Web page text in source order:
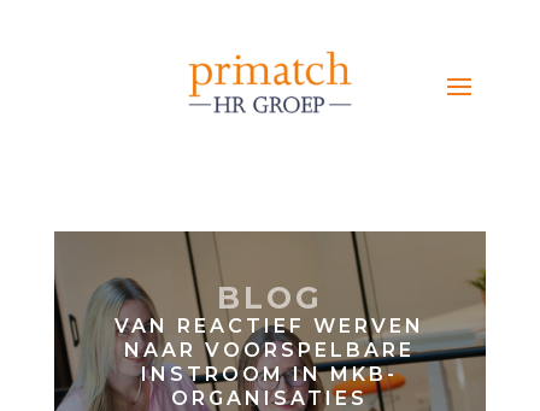
BLOG
VAN REACTIEF WERVEN
NAAR VOORSPELBARE
INSTROOM IN MKB-
ORGANISATIES